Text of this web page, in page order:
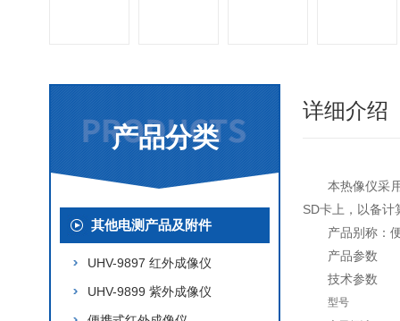
产品分类
其他电测产品及附件
UHV-9897 红外成像仪
UHV-9899 紫外成像仪
详细介绍
本热像仪采
SD卡上，以备计
产品别称：
产品参数
技术参数
型号